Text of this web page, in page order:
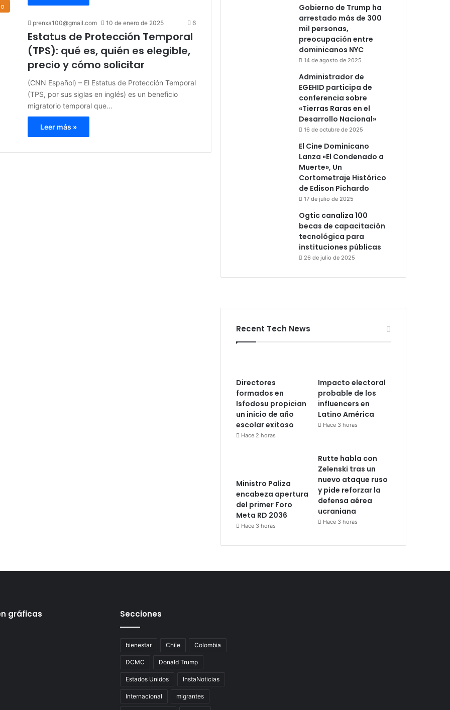
prenxa100@gmail.com 10 de enero de 2025 6
Estatus de Protección Temporal
(TPS): qué es, quién es elegible,
precio y cómo solicitar
(CNN Español) – El Estatus de Protección Temporal
(TPS, por sus siglas en inglés) es un beneficio
migratorio temporal que…
Leer más »
Gobierno de Trump ha
arrestado más de 300
mil personas,
preocupación entre
dominicanos NYC
14 de agosto de 2025
Administrador de
EGEHID participa de
conferencia sobre
«Tierras Raras en el
Desarrollo Nacional»
16 de octubre de 2025
El Cine Dominicano
Lanza «El Condenado a
Muerte», Un
Cortometraje Histórico
de Edison Pichardo
17 de julio de 2025
Ogtic canaliza 100
becas de capacitación
tecnológica para
instituciones públicas
26 de julio de 2025
Recent Tech News
Directores
formados en
Isfodosu propician
un inicio de año
escolar exitoso
Hace 2 horas
Impacto electoral
probable de los
influencers en
Latino América
Hace 3 horas
Ministro Paliza
encabeza apertura
del primer Foro
Meta RD 2036
Hace 3 horas
Rutte habla con
Zelenski tras un
nuevo ataque ruso
y pide reforzar la
defensa aérea
ucraniana
Hace 3 horas
gráficas Secciones
bienestar Chile Colombia
DCMC Donald Trump
Estados Unidos InstaNoticias
Internacional migrantes